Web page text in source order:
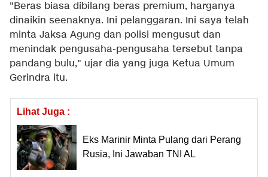
"Beras biasa dibilang beras premium, harganya
dinaikin seenaknya. Ini pelanggaran. Ini saya telah
minta Jaksa Agung dan polisi mengusut dan
menindak pengusaha-pengusaha tersebut tanpa
pandang bulu," ujar dia yang juga Ketua Umum
Gerindra itu.
Lihat Juga :
Eks Marinir Minta Pulang dari Perang
Rusia, Ini Jawaban TNI AL